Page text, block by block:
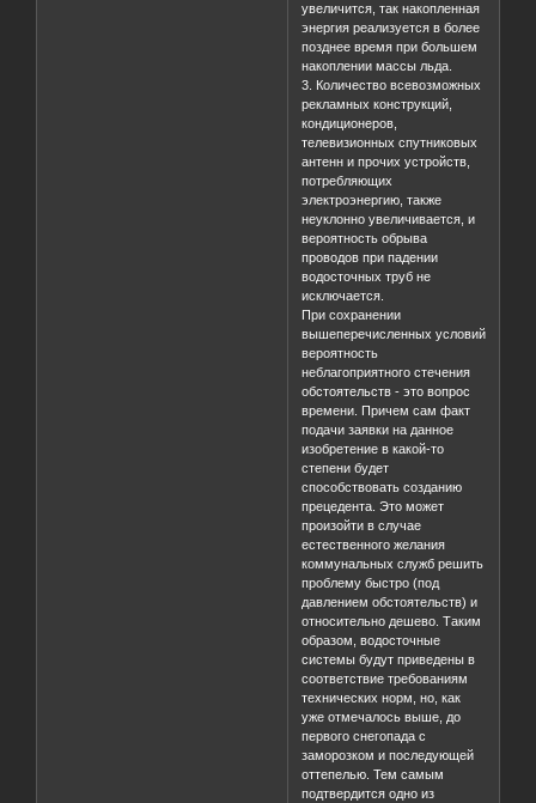
увеличится, так накопленная
энергия реализуется в более
позднее время при большем
накоплении массы льда.
3. Количество всевозможных
рекламных конструкций,
кондиционеров,
телевизионных спутниковых
антенн и прочих устройств,
потребляющих
электроэнергию, также
неуклонно увеличивается, и
вероятность обрыва
проводов при падении
водосточных труб не
исключается.
При сохранении
вышеперечисленных условий
вероятность
неблагоприятного стечения
обстоятельств - это вопрос
времени. Причем сам факт
подачи заявки на данное
изобретение в какой-то
степени будет
способствовать созданию
прецедента. Это может
произойти в случае
естественного желания
коммунальных служб решить
проблему быстро (под
давлением обстоятельств) и
относительно дешево. Таким
образом, водосточные
системы будут приведены в
соответствие требованиям
технических норм, но, как
уже отмечалось выше, до
первого снегопада с
заморозком и последующей
оттепелью. Тем самым
подтвердится одно из